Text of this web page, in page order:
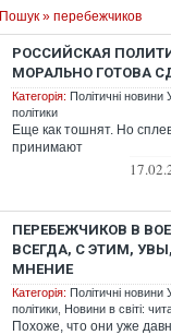
Пошук » перебежчиков
РОССИЙСКАЯ
МОРАЛЬНО ГОТОВА
Категорія: Політичні новини
політики
Еще как тошнят. Но
принимают
ПЕРЕБЕЖЧИКОВ В
ВСЕГДА, С ЭТИМ,
МНЕНИЕ
Категорія: Політичні новини
політики Новини в світі:
Похоже, что они уже